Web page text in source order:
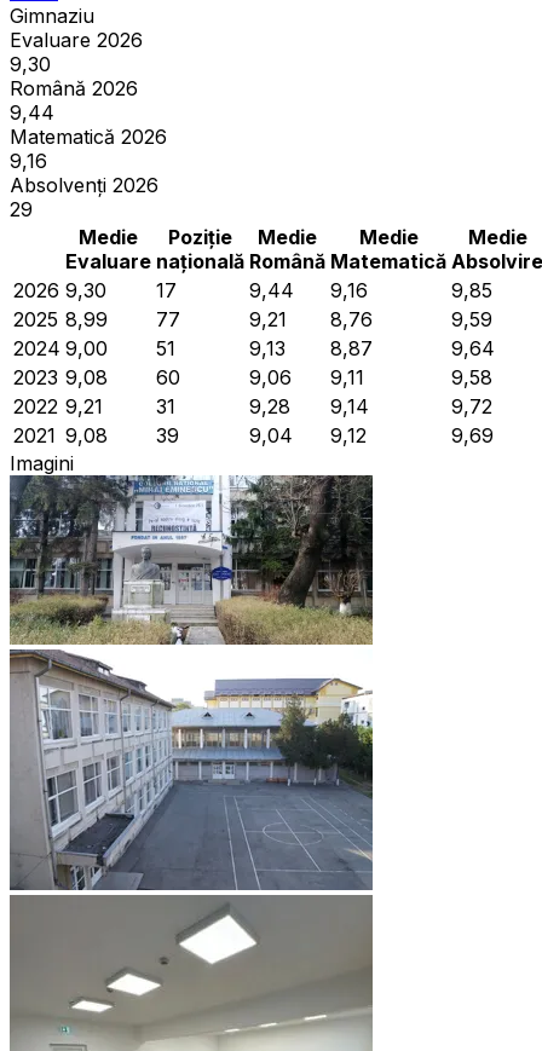
Gimnaziu
Evaluare 2026
9,30
Română 2026
9,44
Matematică 2026
9,16
Absolvenți 2026
29
Medie
Evaluare
Poziție
națională
Medie
Română
Medie
Matematică
Medie
Absolvire
2026 9,30 17 9,44 9,16
9,85
2025 8,99 77 9,21 8,76
9,59
2024 9,00 51 9,13 8,87
9,64
2023 9,08 60 9,06 9,11
9,58
2022 9,21 31 9,28 9,14
9,72
2021 9,08 39 9,04 9,12
9,69
Imagini